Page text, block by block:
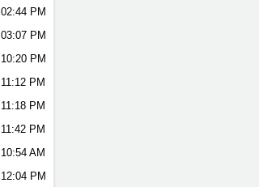
02:44 PM
03:07 PM
10:20 PM
11:12 PM
11:18 PM
11:42 PM
10:54 AM
12:04 PM